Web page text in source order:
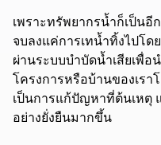
เพราะทรัพยากรน้ำก็เป็น
จบลงแค่การเทน้ำทิ้งไปโด
ผ่านระบบบำบัดน้ำเสียเพื่
โครงการหรือบ้านของเรา
เป็นการแก้ปัญหาที่ต้นเหตุ
อย่างยั่งยืนมากขึ้น